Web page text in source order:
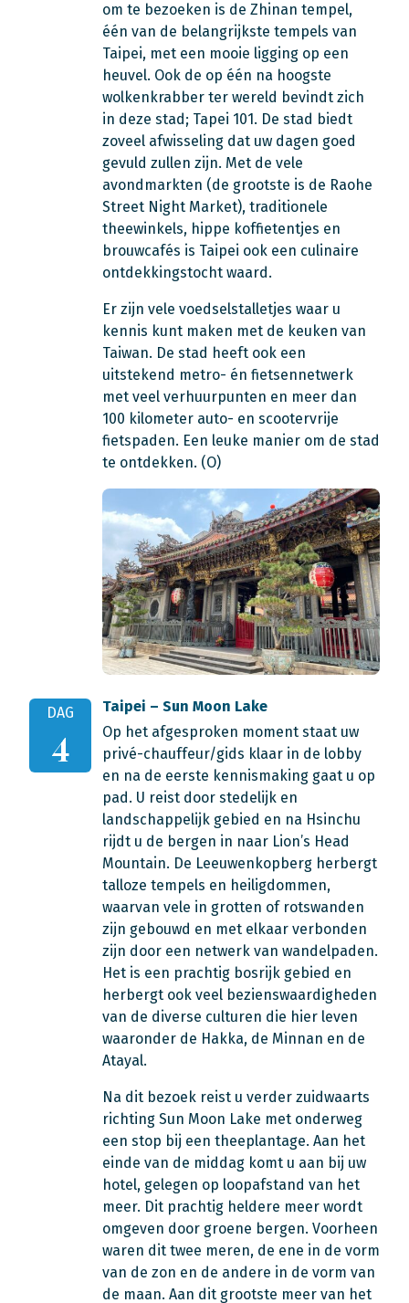
om te bezoeken is de Zhinan tempel,
één van de belangrijkste tempels van
Taipei, met een mooie ligging op een
heuvel. Ook de op één na hoogste
wolkenkrabber ter wereld bevindt zich
in deze stad; Tapei 101. De stad biedt
zoveel afwisseling dat uw dagen goed
gevuld zullen zijn. Met de vele
avondmarkten (de grootste is de Raohe
Street Night Market), traditionele
theewinkels, hippe koffietentjes en
brouwcafés is Taipei ook een culinaire
ontdekkingstocht waard.
Er zijn vele voedselstalletjes waar u
kennis kunt maken met de keuken van
Taiwan. De stad heeft ook een
uitstekend metro- én fietsennetwerk
met veel verhuurpunten en meer dan
100 kilometer auto- en scootervrije
fietspaden. Een leuke manier om de stad
te ontdekken. (O)
DAG
4
Taipei – Sun Moon Lake
Op het afgesproken moment staat uw
privé-chauffeur/gids klaar in de lobby
en na de eerste kennismaking gaat u op
pad. U reist door stedelijk en
landschappelijk gebied en na Hsinchu
rijdt u de bergen in naar Lion’s Head
Mountain. De Leeuwenkopberg herbergt
talloze tempels en heiligdommen,
waarvan vele in grotten of rotswanden
zijn gebouwd en met elkaar verbonden
zijn door een netwerk van wandelpaden.
Het is een prachtig bosrijk gebied en
herbergt ook veel bezienswaardigheden
van de diverse culturen die hier leven
waaronder de Hakka, de Minnan en de
Atayal.
Na dit bezoek reist u verder zuidwaarts
richting Sun Moon Lake met onderweg
een stop bij een theeplantage. Aan het
einde van de middag komt u aan bij uw
hotel, gelegen op loopafstand van het
meer. Dit prachtig heldere meer wordt
omgeven door groene bergen. Voorheen
waren dit twee meren, de ene in de vorm
van de zon en de andere in de vorm van
de maan. Aan dit grootste meer van het